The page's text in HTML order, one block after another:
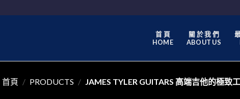
首 頁
HOME
關 於 我 們
ABOUT US
首頁 / PRODUCTS / JAMES TYLER GUITARS 高端吉他的極致